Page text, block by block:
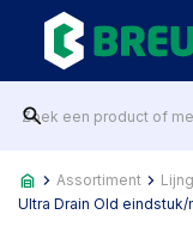
Assortiment
Ultra Drain Old